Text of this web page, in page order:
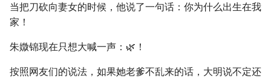
当把刀砍向妻女的时候，他说了一句话：你为什么出生在我
家！
朱媺锦现在只想大喊一声：🌿！
按照网友们的说法，如果她老爹不乱来的话，大明说不定还